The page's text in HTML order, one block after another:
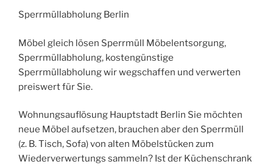
Sperrmüllabholung Berlin
Möbel gleich lösen Sperrmüll Möbelentsorgung,
Sperrmüllabholung, kostengünstige
Sperrmüllabholung wir wegschaffen und verwerten
preiswert für Sie.
Wohnungsauflösung Hauptstadt Berlin Sie möchten
neue Möbel aufsetzen, brauchen aber den Sperrmüll
(z. B. Tisch, Sofa) von alten Möbelstücken zum
Wiederverwertungs sammeln? Ist der Küchenschrank